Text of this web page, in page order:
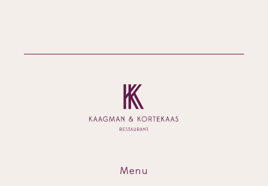
Menu